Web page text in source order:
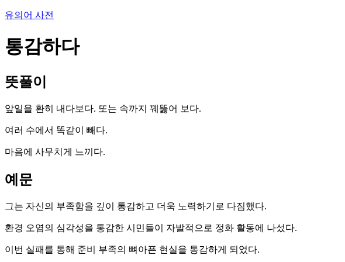
유의어 사전
통감하다
뜻풀이
앞일을 환히 내다보다. 또는 속까지 꿰뚫어 보다.
여러 수에서 똑같이 빼다.
마음에 사무치게 느끼다.
예문
그는 자신의 부족함을 깊이 통감하고 더욱 노력하기로 다짐했다.
환경 오염의 심각성을 통감한 시민들이 자발적으로 정화 활동에 나섰다.
이번 실패를 통해 준비 부족의 뼈아픈 현실을 통감하게 되었다.